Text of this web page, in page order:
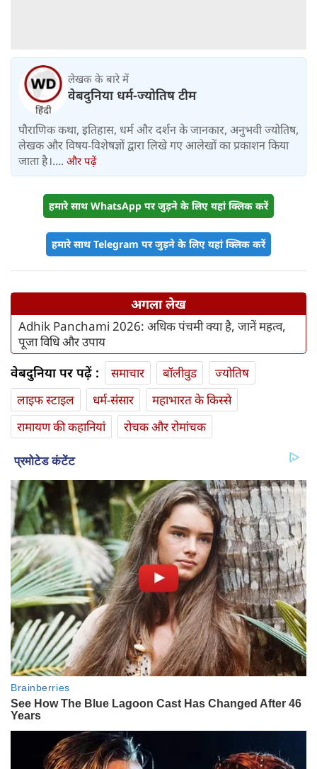
लेखक के बारे में
वेबदुनिया धर्म-ज्योतिष टीम
पौराणिक कथा, इतिहास, धर्म और दर्शन के जानकार, अनुभवी ज्योतिष,
लेखक और विषय-विशेषज्ञों द्वारा लिखे गए आलेखों का प्रकाशन किया
जाता है।.... और पढ़ें
हमारे साथ WhatsApp पर जुड़ने के लिए यहां क्लिक करें
हमारे साथ Telegram पर जुड़ने के लिए यहां क्लिक करें
अगला लेख
Adhik Panchami 2026: अधिक पंचमी क्या है, जानें महत्व,
पूजा विधि और उपाय
वेबदुनिया पर पढ़ें : समाचार बॉलीवुड
ज्योतिष
लाइफ स्‍टाइल
धर्म-संसार
महाभारत के किस्से
रामायण की कहानियां
रोचक और रोमांचक